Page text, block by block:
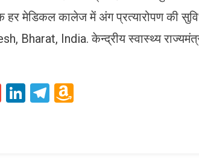
मेडिकल कालेज में अंग प्रत्यारोपण की
Bharat, India. केन्द्रीय स्वास्थ्य
GmailLinkedIn
Telegram